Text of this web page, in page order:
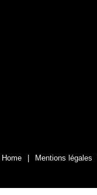
Home Mentions légales